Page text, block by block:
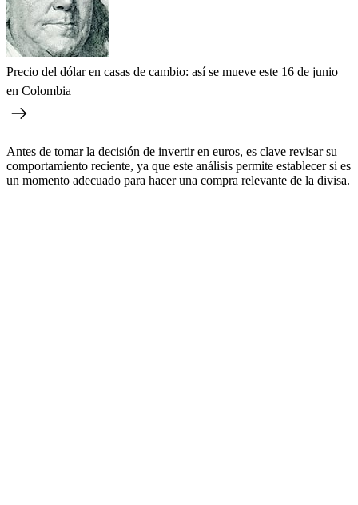
Precio del dólar en casas de cambio: así se mueve este 16 de junio
en Colombia
Antes de tomar la decisión de invertir en euros, es clave revisar su
comportamiento reciente, ya que este análisis permite establecer si es
un momento adecuado para hacer una compra relevante de la divisa.